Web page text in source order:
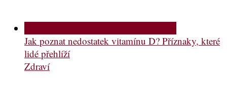
Jak poznat nedostatek vitamínu D? Příznaky, které
lidé přehlíží
Zdraví